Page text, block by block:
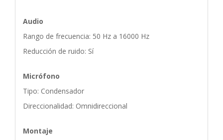
Audio
Rango de frecuencia: 50 Hz a 16000 Hz
Reducción de ruido: Sí
Micrófono
Tipo: Condensador
Direccionalidad: Omnidireccional
Montaje